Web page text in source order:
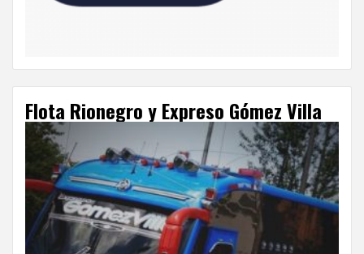
Flota Rionegro y Expreso Gómez Villa